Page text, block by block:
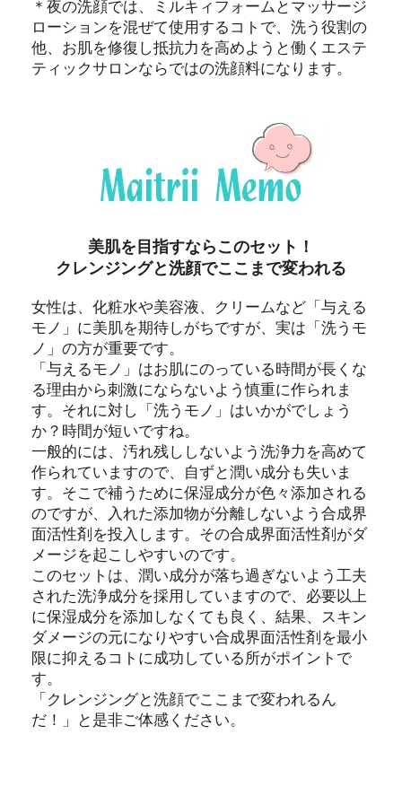
＊夜の洗顔では、ミルキィフォームとマッサージ
ローションを混ぜて使用するコトで、洗う役割の
他、お肌を修復し抵抗力を高めようと働くエステ
ティックサロンならではの洗顔料になります。
美肌を目指すならこのセット！
クレンジングと洗顔でここまで変われる
女性は、化粧水や美容液、クリームなど「与える
モノ」に美肌を期待しがちですが、実は「洗うモ
ノ」の方が重要です。
「与えるモノ」はお肌にのっている時間が長くな
る理由から刺激にならないよう慎重に作られま
す。それに対し「洗うモノ」はいかがでしょう
か？時間が短いですね。
一般的には、汚れ残ししないよう洗浄力を高めて
作られていますので、自ずと潤い成分も失いま
す。そこで補うために保湿成分が色々添加される
のですが、入れた添加物が分離しないよう合成界
面活性剤を投入します。その合成界面活性剤がダ
メージを起こしやすいのです。
このセットは、潤い成分が落ち過ぎないよう工夫
された洗浄成分を採用していますので、必要以上
に保湿成分を添加しなくても良く、結果、スキン
ダメージの元になりやすい合成界面活性剤を最小
限に抑えるコトに成功している所がポイントで
す。
「クレンジングと洗顔でここまで変われるん
だ！」と是非ご体感ください。